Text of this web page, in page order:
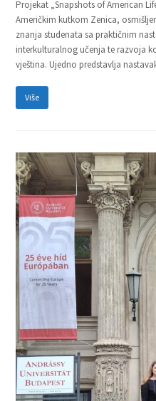
Projekat „Snapshots of American
Američkim kutkom Zenica,
znanja studenata sa praktičnim
interkulturalnog učenja te razvoja
vještina. Ujedno predstavlja
Više